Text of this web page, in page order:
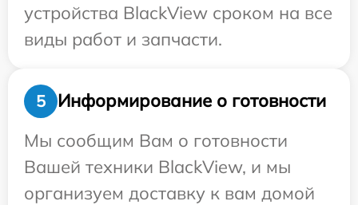
устройства BlackView сроком на все
виды работ и запчасти.
5
Информирование о готовности
Мы сообщим Вам о готовности
Вашей техники BlackView, и мы
организуем доставку к вам домой